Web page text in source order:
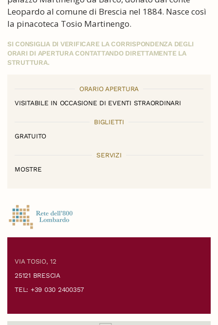
Leopardo al comune di Brescia nel 1884. Nasce così
la pinacoteca Tosio Martinengo.
SI CONSIGLIA DI VERIFICARE LA CORRISPONDENZA DEGLI
ORARI DI APERTURA CONTATTANDO DIRETTAMENTE LA
STRUTTURA.
ORARIO APERTURA
VISITABILE IN OCCASIONE DI EVENTI STRAORDINARI
BIGLIETTI
GRATUITO
SERVIZI
MOSTRE
VIA TOSIO, 12
25121 BRESCIA
TEL: +39 030 2400357